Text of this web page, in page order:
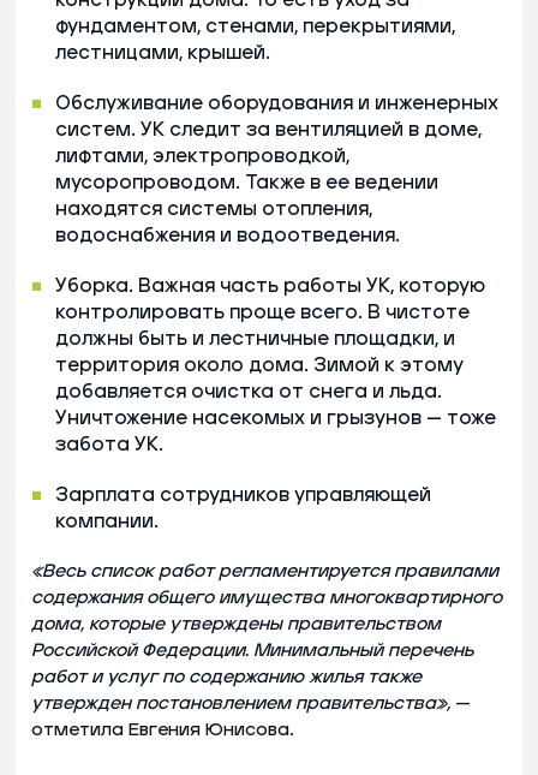
фундаментом, стенами, перекрытиями,
лестницами, крышей.
Обслуживание оборудования и инженерных
систем. УК следит за вентиляцией в доме,
лифтами, электропроводкой,
мусоропроводом. Также в ее ведении
находятся системы отопления,
водоснабжения и водоотведения.
Уборка. Важная часть работы УК, которую
контролировать проще всего. В чистоте
должны быть и лестничные площадки, и
территория около дома. Зимой к этому
добавляется очистка от снега и льда.
Уничтожение насекомых и грызунов — тоже
забота УК.
Зарплата сотрудников управляющей
компании.
«Весь список работ регламентируется правилами
содержания общего имущества многоквартирного
дома, которые утверждены правительством
Российской Федерации. Минимальный перечень
работ и услуг по содержанию жилья также
утвержден постановлением правительства», —
отметила Евгения Юнисова.